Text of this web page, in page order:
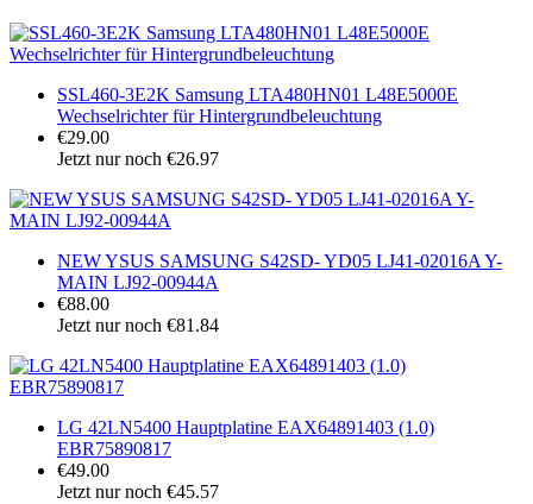
SSL460-3E2K Samsung LTA480HN01 L48E5000E
Wechselrichter für Hintergrundbeleuchtung
€29.00
Jetzt nur noch €26.97
NEW YSUS SAMSUNG S42SD- YD05 LJ41-02016A Y-
MAIN LJ92-00944A
€88.00
Jetzt nur noch €81.84
LG 42LN5400 Hauptplatine EAX64891403 (1.0)
EBR75890817
€49.00
Jetzt nur noch €45.57